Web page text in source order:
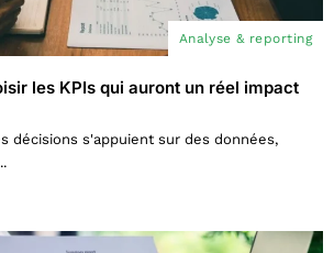
Analyse & reporting
les KPIs qui auront un réel impact
décisions s'appuient sur des données,